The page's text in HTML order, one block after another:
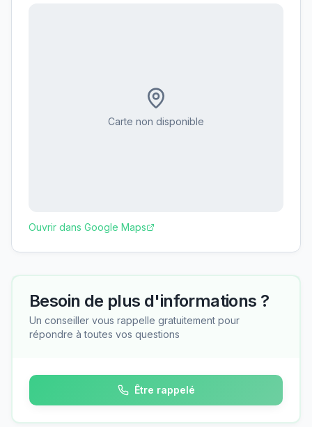
Carte non disponible
Ouvrir dans Google Maps
Besoin de plus d'informations ?
Un conseiller vous rappelle gratuitement pour
répondre à toutes vos questions
Être rappelé